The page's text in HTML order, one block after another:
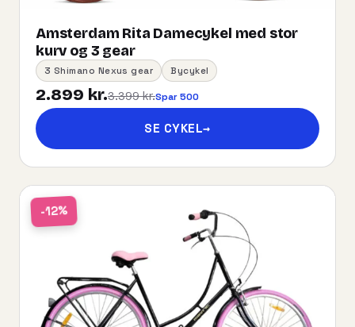
Amsterdam Rita Damecykel med stor
kurv og 3 gear
3 Shimano Nexus gear Bycykel
2.899 kr.3.399 kr.Spar 500
SE CYKEL→
-12%